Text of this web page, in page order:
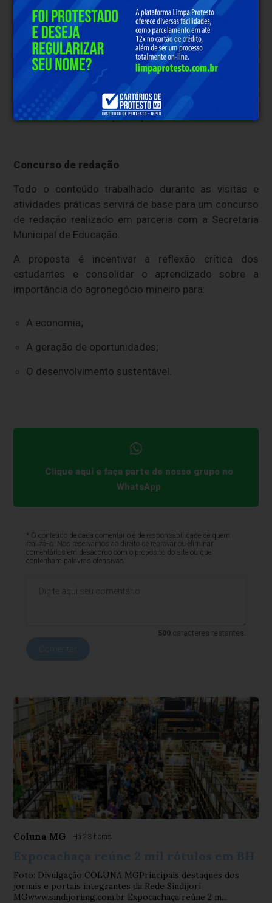
Segundo a organização, a ampliação reforça o
compromisso da iniciativa em:
Formar cidadãos mais conscientes;
Fortalecer o vínculo entre juventude e campo;
Estimular o conhecimento sobre
sustentabilidade e produção rural.
Concurso de redação
Todo o conteúdo trabalhado durante as visitas e
atividades práticas servirá de base para um concurso
de redação realizado em parceria com a Secretaria
Municipal de Educação.
A proposta é incentivar a reflexão crítica dos
estudantes e consolidar o aprendizado sobre a
importância do agronegócio mineiro para:
A economia;
A geração de oportunidades;
O desenvolvimento sustentável.
Clique aqui e faça parte do nosso grupo no
WhatsApp
* O conteúdo de cada comentário é de responsabilidade de quem
realizá-lo. Nos reservamos ao direito de reprovar ou eliminar
comentários em desacordo com o propósito do site ou que
contenham palavras ofensivas.
500 caracteres restantes.
Coluna MG Há 23 horas
Foto: Divulgação COLUNA MGPrincipais destaques dos
jornais e portais integrantes da Rede Sindijori
MGwww.sindijorimg.com.br Expocachaça reúne 2 m...